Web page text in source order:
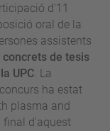
d'11
oral de la
assistents
de tesis
UPC. La
ha estat
plasma and
final d'aquest